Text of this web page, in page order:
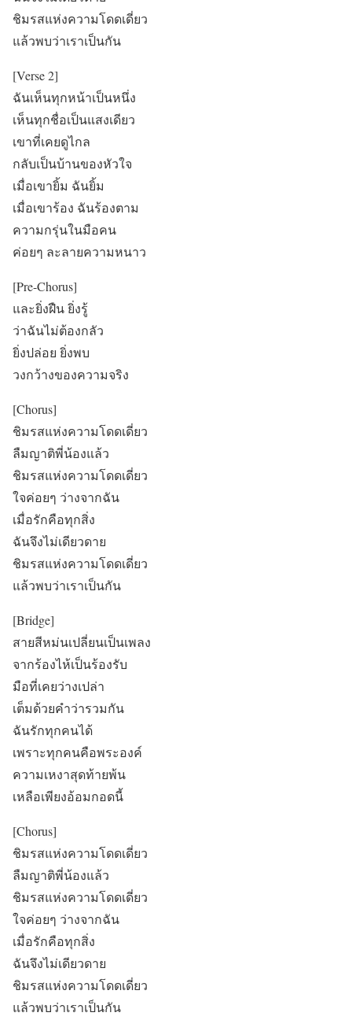
ชิมรสแห่งความโดดเดี่ยว
แล้วพบว่าเราเป็นกัน
[Verse 2]
ฉันเห็นทุกหน้าเป็นหนึ่ง
เห็นทุกชื่อเป็นแสงเดียว
เขาที่เคยดูไกล
กลับเป็นบ้านของหัวใจ
เมื่อเขายิ้ม ฉันยิ้ม
เมื่อเขาร้อง ฉันร้องตาม
ความกรุ่นในมือคน
ค่อยๆ ละลายความหนาว
[Pre-Chorus]
และยิ่งฝืน ยิ่งรู้
ว่าฉันไม่ต้องกลัว
ยิ่งปล่อย ยิ่งพบ
วงกว้างของความจริง
[Chorus]
ชิมรสแห่งความโดดเดี่ยว
ลืมญาติพี่น้องแล้ว
ชิมรสแห่งความโดดเดี่ยว
ใจค่อยๆ ว่างจากฉัน
เมื่อรักคือทุกสิ่ง
ฉันจึงไม่เดียวดาย
ชิมรสแห่งความโดดเดี่ยว
แล้วพบว่าเราเป็นกัน
[Bridge]
สายสีหม่นเปลี่ยนเป็นเพลง
จากร้องไห้เป็นร้องรับ
มือที่เคยว่างเปล่า
เต็มด้วยคำว่ารวมกัน
ฉันรักทุกคนได้
เพราะทุกคนคือพระองค์
ความเหงาสุดท้ายพ้น
เหลือเพียงอ้อมกอดนี้
[Chorus]
ชิมรสแห่งความโดดเดี่ยว
ลืมญาติพี่น้องแล้ว
ชิมรสแห่งความโดดเดี่ยว
ใจค่อยๆ ว่างจากฉัน
เมื่อรักคือทุกสิ่ง
ฉันจึงไม่เดียวดาย
ชิมรสแห่งความโดดเดี่ยว
แล้วพบว่าเราเป็นกัน